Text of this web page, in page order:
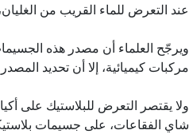
عند التعرض للماء القريب من
ويرجّح العلماء أن مصدر هذه
مركبات كيميائية، إلا أن تحديد
ولا يقتصر التعرض للبلاستيك على
شاي الفقاعات، على جسيمات